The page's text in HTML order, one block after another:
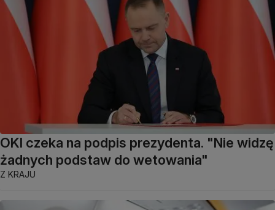
OKI czeka na podpis prezydenta. "Nie widzę
żadnych podstaw do wetowania"
Z KRAJU